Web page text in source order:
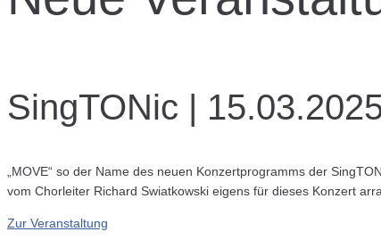
SingTONic |
„MOVE“ so der Name des neuen Konzertprogramms der
vom Chorleiter Richard Swiatkowski eigens für dieses Konzert
Zur Veranstaltung